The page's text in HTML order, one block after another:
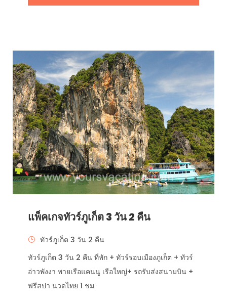
แพ็คเกจทัวร์ภูเก็ต 3 วัน 2 คืน
ทัวร์ภูเก็ต 3 วัน 2 คืน
ทัวร์ภูเก็ต 3 วัน 2 คืน ที่พัก + ทัวร์รอบเมืองภูเก็ต + ทัวร์
อ่าวพังงา พายเรือแคนนู เรือใหญ่+ รถรับส่งสนามบิน +
ฟรีสปา นวดไทย 1 ชม